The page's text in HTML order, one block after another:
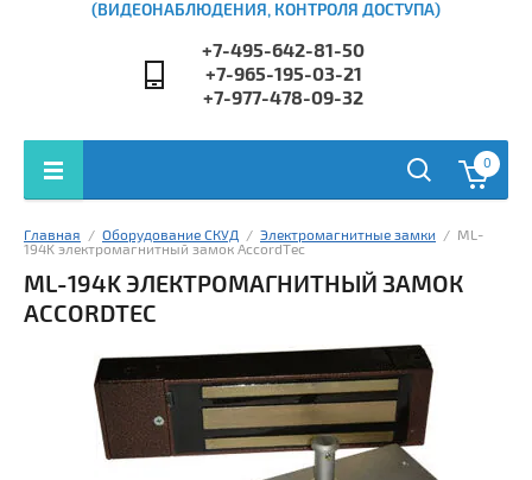
(ВИДЕОНАБЛЮДЕНИЯ, КОНТРОЛЯ ДОСТУПА)
+7-495-642-81-50
+7-965-195-03-21
+7-977-478-09-32
0
Главная
  /
Оборудование СКУД
  /
Электромагнитные замки
  /  ML-
194K электромагнитный замок AccordTec
ML-194K ЭЛЕКТРОМАГНИТНЫЙ ЗАМОК
ACCORDTEC